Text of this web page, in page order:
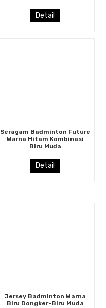
Detail
Seragam Badminton Future
Warna Hitam Kombinasi
Biru Muda
Detail
Jersey Badminton Warna
Biru Dongker–Biru Muda